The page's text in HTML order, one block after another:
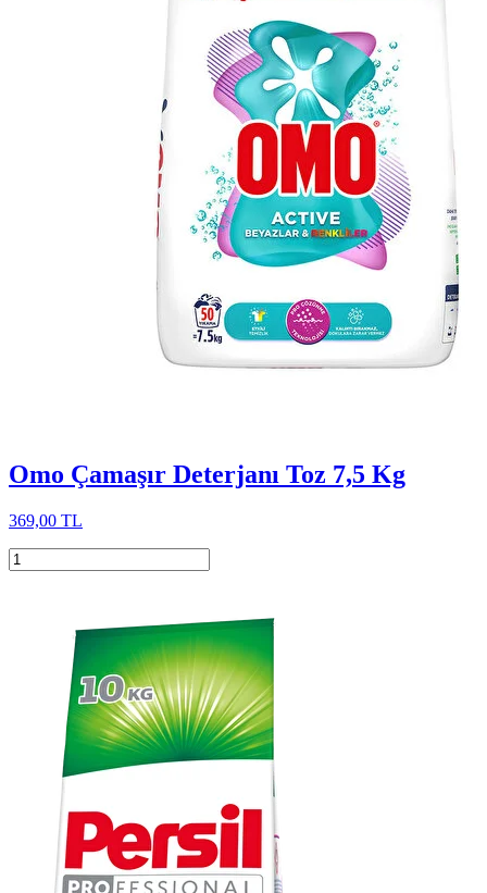
Omo Çamaşır Deterjanı Toz 7,5 Kg
369,00 TL